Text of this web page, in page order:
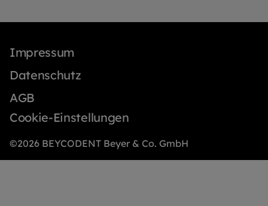
Impressum
Datenschutz
AGB
Cookie-Einstellungen
©2026 BEYCODENT Beyer & Co. GmbH